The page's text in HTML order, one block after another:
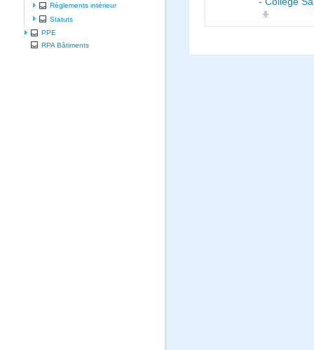
Règlements intérieur
Statuts
PPE
RPA Bâtiments